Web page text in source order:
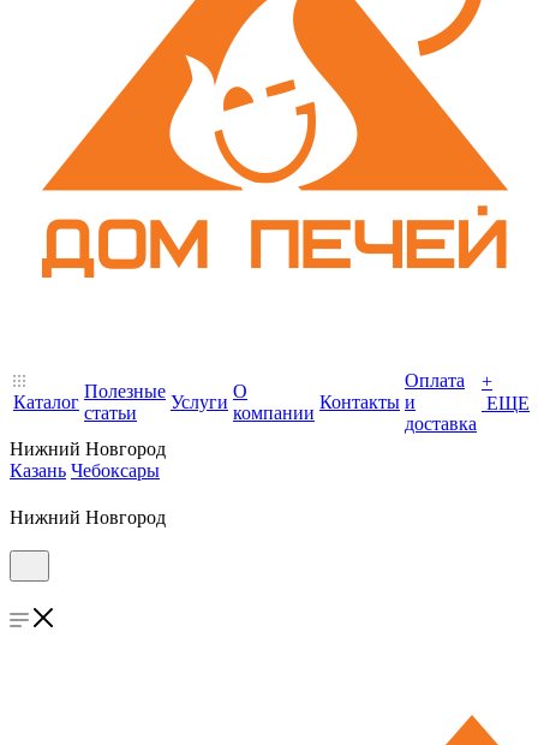
Каталог
Полезные
статьи
Услуги
О
компании
Контакты
Оплата
и
доставка
+
ЕЩЕ
Нижний Новгород
Казань Чебоксары
Нижний Новгород